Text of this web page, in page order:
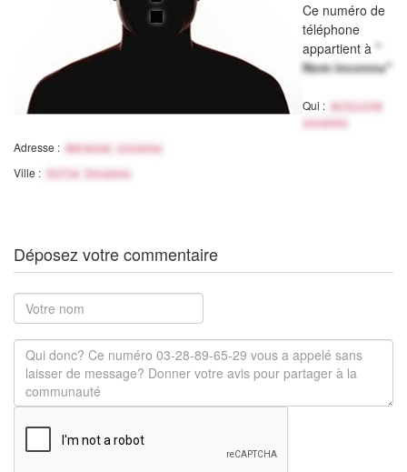
Ce numéro de
téléphone
appartient à "
Nom inconnu"
Qui :
Activité
inconnu
Adresse : Adresse inconnu
Ville : Ville Inconnu
Déposez votre commentaire